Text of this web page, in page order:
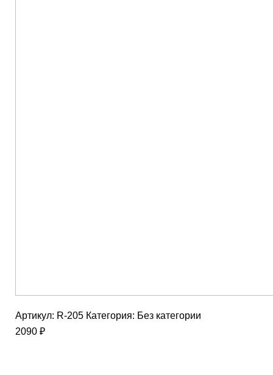
Артикул: R-205 Категория: Без категории
2090 ₽